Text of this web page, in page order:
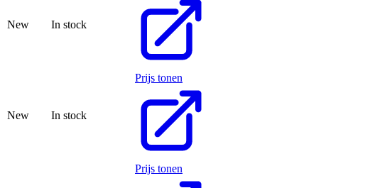
New In stock
New In stock
Prijs tonen
Prijs tonen